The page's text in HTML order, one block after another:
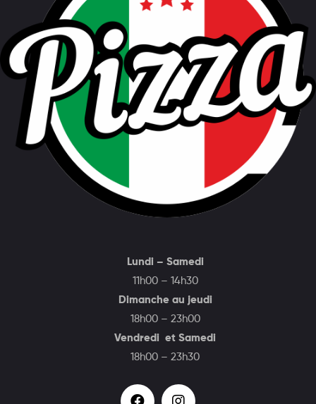
Lundi – Samedi
11h00 – 14h30
Dimanche au jeudi
18h00 – 23h00
Vendredi et Samedi
18h00 – 23h30